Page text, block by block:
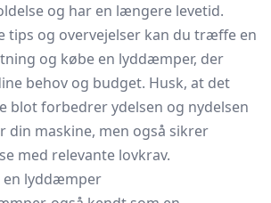
og har en længere levetid.
tips og overvejelser kan du træffe en
og købe en lyddæmper, der
behov og budget. Husk, at det
blot forbedrer ydelsen og nydelsen
din maskine, men også sikrer
med relevante lovkrav.
en lyddæmper